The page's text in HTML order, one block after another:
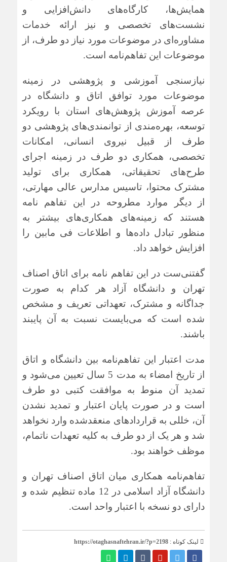
همایش‌ها، کارگاه‌های دانش‌افزایی و
نشست‌های تخصصی و نیز ارائه خدمات
مشاوره‌ای در موضوعات مورد نیاز دو طرف، از
موضوعات این تفاهم‌نامه است.
نیازسنجی آموزشی و پژوهشی در زمینه
موضوعات مورد توافق اتاق و دانشگاه در
عرصه آموزش پژوهش‌های استان با رویکرد
توسعه، بهره‌مندی از توانمندی‌های پژوهشی دو
طرف از قبیل نیروی انسانی، امکانات
تخصصی، همکاری دو طرف در زمینه اجرای
طرح‌های تحقیقاتی، همکاری برای تولید
مشترک محتوا، تاسیس مدارس عالی مهارتی،
از دیگر موارد مطروحه در این تفاهم نامه
هستند که زمینه‌های همکاری‌های بیشتر به
منظور تبادل داده‌ها و اطلاعات فی مابین را
افزایش خواهد داد.
گفتنی‌ست در این تفاهم نامه برای اتاق اصناف
تهران و دانشگاه آزاد هر کدام به صورت
جداگانه و مشترک، تعهداتی تعریف و مشخص
شده است که می‌بایست نسبت به آن پایبند
باشند.
مدت اعتبار این تفاهم‌نامه بین دانشگاه و اتاق
از تاریخ امضاء به مدت 5 سال تعیین می‌شود و
تمدید آن منوط به موافقت کتبی دو طرف
است و در صورت پایان اعتبار و تمدید نشدن
آن، خللی به قراردادهای منعقدشده وارد نخواهد
شد و هر یک از دو طرف به کلیه تعهدات ناتمام،
موظف خواهند بود.
تفاهم‌نامه همکاری میان اتاق اصناف تهران و
دانشگاه آزاد اسلامی در 12 ماده تنظیم شده و
دارای دو نسخه با اعتبار واحد است.
لینک کوتاه : https://otaghasnaftehran.ir/?p=2198